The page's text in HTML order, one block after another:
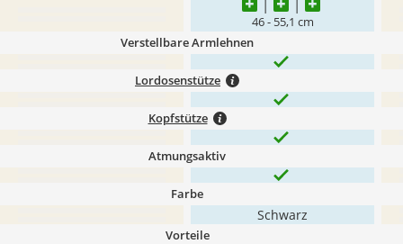
46 - 55,1 cm
Verstellbare Armlehnen
Lordosenstütze
Kopfstütze
Atmungsaktiv
Farbe
Schwarz
Vorteile